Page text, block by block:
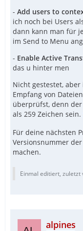
- Add users to
ich noch bei Users
dann kann man für
im Send to Menu
- Enable Active
das u hinter men
Nicht gestestet,
Empfang von
überprüfst, denn
als 259 Zeichen sein.
Für deine nächsten
Versionsnummer
machen.
Einmal editiert, zuletzt
alpines